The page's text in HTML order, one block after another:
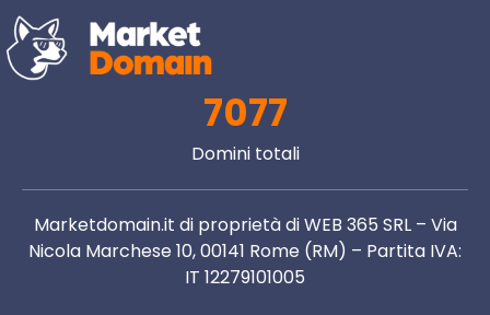
7077
Domini totali
Marketdomain.it di proprietà di WEB 365 SRL – Via
Nicola Marchese 10, 00141 Rome (RM) – Partita IVA:
IT 12279101005